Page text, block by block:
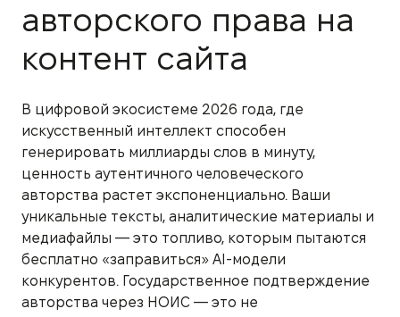
авторского права на
контент сайта
В цифровой экосистеме 2026 года, где
искусственный интеллект способен
генерировать миллиарды слов в минуту,
ценность аутентичного человеческого
авторства растет экспоненциально. Ваши
уникальные тексты, аналитические материалы и
медиафайлы — это топливо, которым пытаются
бесплатно «заправиться» AI-модели
конкурентов. Государственное подтверждение
авторства через НОИС — это не